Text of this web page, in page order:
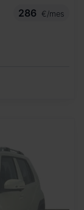
286
€/mes